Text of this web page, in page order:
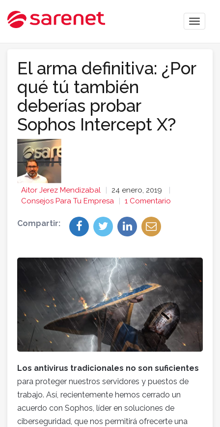
Toggle
El arma definitiva: ¿Por
qué tú también
deberías probar
Sophos Intercept X?
Aitor Jerez Mendizabal
24 enero, 2019
Consejos Para Tu Empresa
1 Comentario
Compartir:
Los antivirus tradicionales no son suficientes
para proteger nuestros servidores y puestos de
trabajo. Así, recientemente hemos cerrado un
acuerdo con Sophos, líder en soluciones de
ciberseguridad, que nos permitirá ofrecerte una